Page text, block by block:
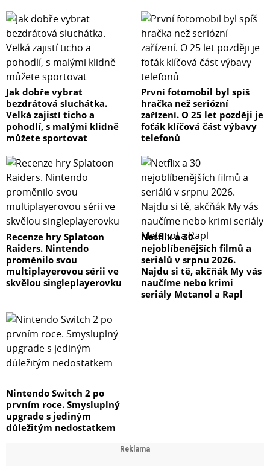
Jak dobře vybrat
bezdrátová sluchátka.
Velká zajistí ticho a
pohodlí, s malými klidně
můžete sportovat
První fotomobil byl spíš
hračka než seriózní
zařízení. O 25 let později je
foťák klíčová část výbavy
telefonů
Recenze hry Splatoon
Raiders. Nintendo
proměnilo svou
multiplayerovou sérii ve
skvělou singleplayerovku
Netflix a 30
nejoblíbenějších filmů a
seriálů v srpnu 2026.
Najdu si tě, akčňák My vás
naučíme nebo krimi
seriály Metanol a Rapl
Nintendo Switch 2 po
prvním roce. Smysluplný
upgrade s jediným
důležitým nedostatkem